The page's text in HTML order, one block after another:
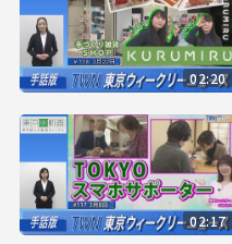
02:20
02:17